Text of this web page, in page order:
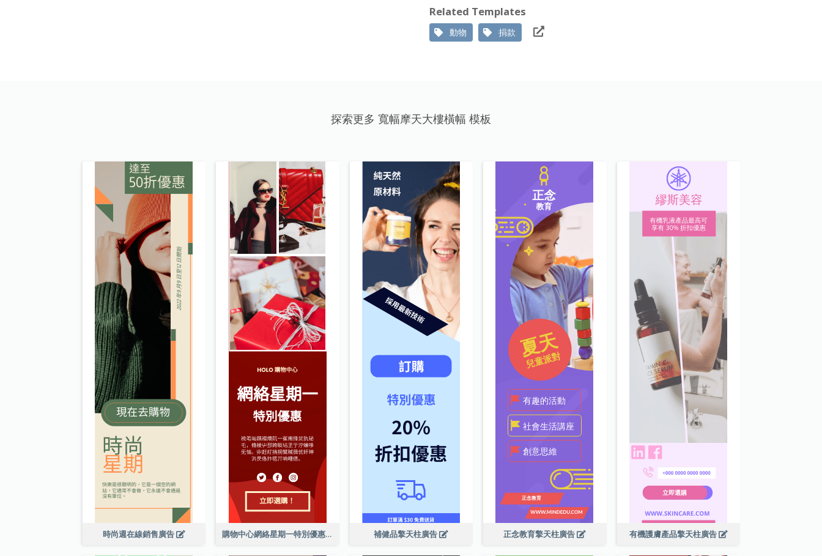
Related Templates
動物 捐款
探索更多 寬幅摩天大樓橫幅 模板
時尚週在線銷售廣告 購物中心網絡星期一特別優惠擎天柱廣告 補健品擎天柱廣告 正念教育擎天柱廣告 有機護膚產品擎天柱廣告